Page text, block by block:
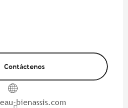
Contáctenos
bienassis.com